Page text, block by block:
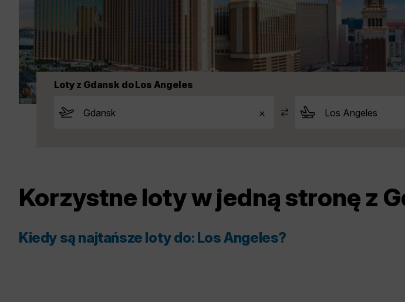
Loty z Gdansk do Los Angeles
Korzystne loty w jedną stronę z
Kiedy są najtańsze loty do: Los Angeles?